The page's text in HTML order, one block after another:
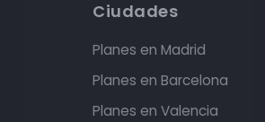
Ciudades
Planes en Madrid
Planes en Barcelona
Planes en Valencia